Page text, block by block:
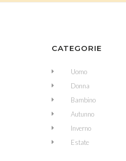
CATEGORIE
Uomo
Donna
Bambino
Autunno
Inverno
Estate